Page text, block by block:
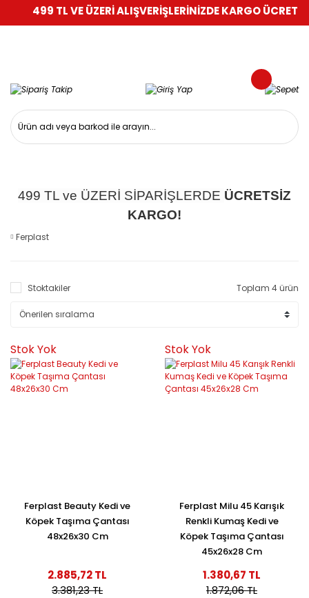
499 TL VE ÜZERİ ALIŞVERİŞLERİNİZDE KARGO ÜCRETSİZ!
499 TL ve ÜZERİ SİPARİŞLERDE ÜCRETSİZ
KARGO!
Ferplast
Stoktakiler Toplam 4 ürün
Stok Yok
Ferplast Beauty Kedi ve
Köpek Taşıma Çantası
48x26x30 Cm
2.885,72 TL
3.381,23 TL
Stok Yok
Ferplast Milu 45 Karışık
Renkli Kumaş Kedi ve
Köpek Taşıma Çantası
45x26x28 Cm
1.380,67 TL
1.872,06 TL